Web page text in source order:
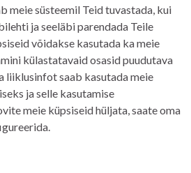
meie süsteemil Teid tuvastada, kui
ja seeläbi parendada Teile
võidakse kasutada ka meie
külastatavaid osasid puudutava
liiklusinfot saab kasutada meie
ja selle kasutamise
meie küpsiseid hüljata, saate oma